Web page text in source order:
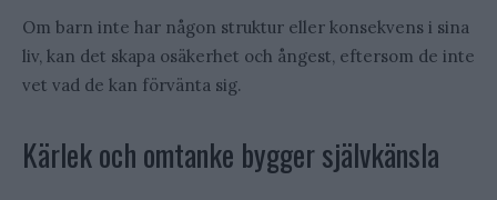
Om barn inte har någon struktur eller konsekvens i sina
liv, kan det skapa osäkerhet och ångest, eftersom de inte
vet vad de kan förvänta sig.
Kärlek och omtanke bygger självkänsla